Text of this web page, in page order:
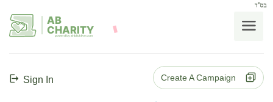
בס"ד
AB
CHARITY
powerd by ahblicklive.com
Sign In Create A Campaign